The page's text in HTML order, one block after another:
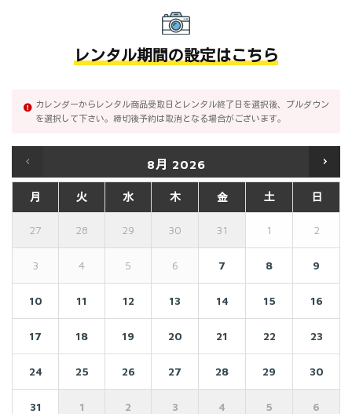
レンタル期間の設定はこちら
カレンダーからレンタル商品受取日とレンタル終了日を選択後、プルダウン
を選択して下さい。締切後予約は取消となる場合がございます。
8月 2026
月 火 水 木 金 土 日
27 28 29 30 31 1 2
3 4 5 6 7 8 9
10 11 12 13 14 15 16
17 18 19 20 21 22 23
24 25 26 27 28 29 30
31 1 2 3 4 5 6